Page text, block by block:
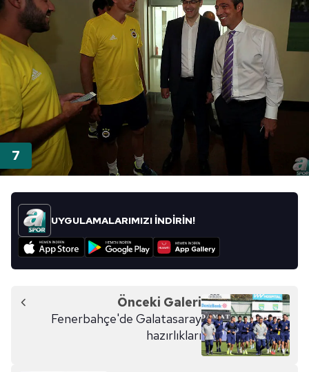
UYGULAMALARIMIZI İNDİRİN!
Önceki Galeri
Fenerbahçe'de Galatasaray
hazırlıkları